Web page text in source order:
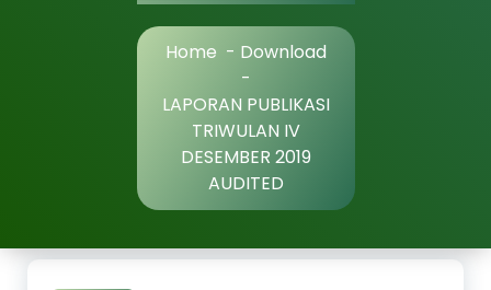
Home - Download
-
LAPORAN PUBLIKASI
TRIWULAN IV
DESEMBER 2019
AUDITED